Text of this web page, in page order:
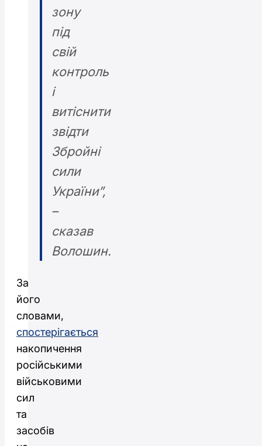
зону
під
свій
контроль
і
витіснити
звідти
Збройні
сили
України”,
–
сказав
Волошин.
За
його
словами,
спостерігається
накопичення
російськими
військовими
сил
та
засобів